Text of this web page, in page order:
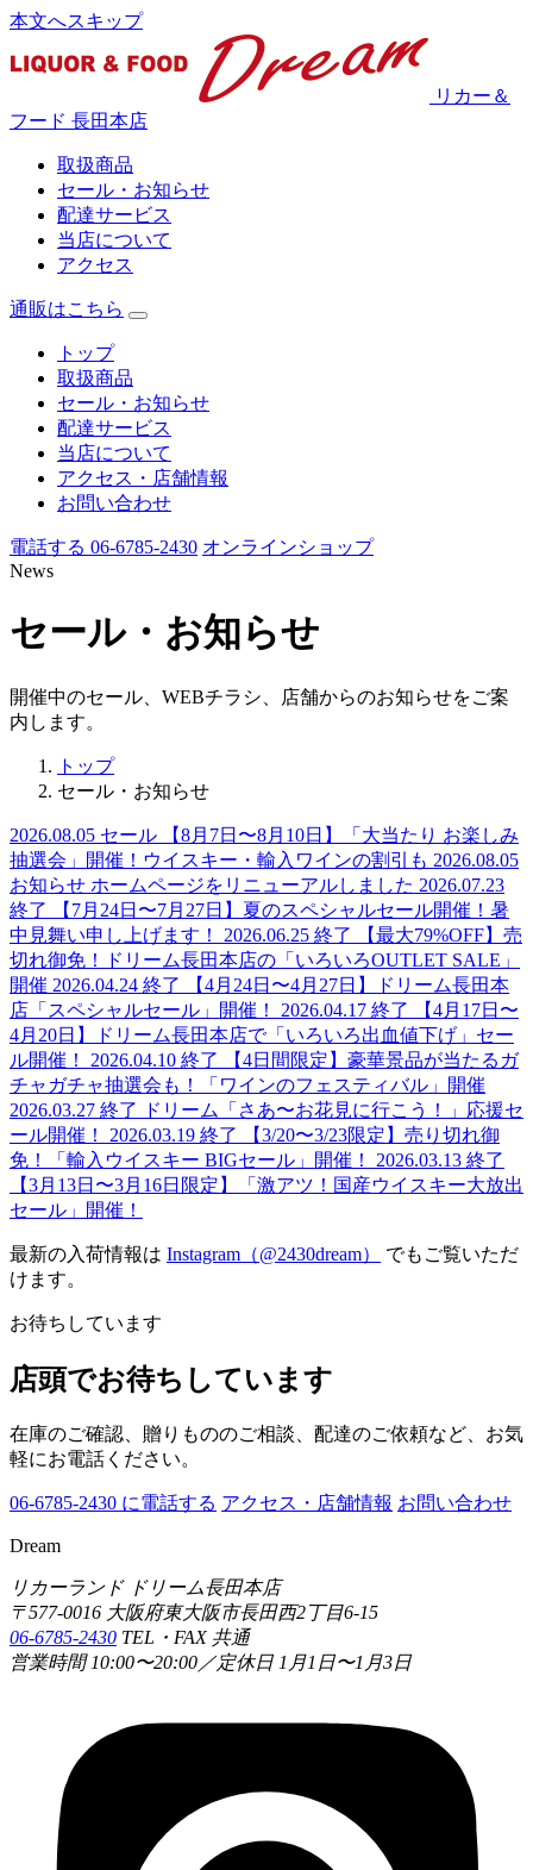
本文へスキップ
リカー＆
フード 長田本店
取扱商品
セール・お知らせ
配達サービス
当店について
アクセス
通販はこちら
トップ
取扱商品
セール・お知らせ
配達サービス
当店について
アクセス・店舗情報
お問い合わせ
電話する 06-6785-2430 オンラインショップ
News
セール・お知らせ
開催中のセール、WEBチラシ、店舗からのお知らせをご案
内します。
トップ
セール・お知らせ
2026.08.05 セール
【8月7日〜8月10日】「大当たり お楽しみ
抽選会」開催！ウイスキー・輸入ワインの割引も 2026.08.05
お知らせ ホームページをリニューアルしました 2026.07.23
終了
【7月24日〜7月27日】夏のスペシャルセール開催！暑
中見舞い申し上げます！
2026.06.25 終了
【最大79%OFF】売
切れ御免！ドリーム長田本店の「いろいろOUTLET SALE」
開催 2026.04.24 終了
【4月24日〜4月27日】ドリーム長田本
店「スペシャルセール」開催！
2026.04.17 終了
【4月17日〜
4月20日】ドリーム長田本店で「いろいろ出血値下げ」セー
ル開催！
2026.04.10 終了
【4日間限定】豪華景品が当たるガ
チャガチャ抽選会も！「ワインのフェスティバル」開催
2026.03.27 終了
ドリーム「さあ〜お花見に行こう！」応援セ
ール開催！
2026.03.19 終了
【3/20〜3/23限定】売り切れ御
免！「輸入ウイスキー BIGセール」開催！
2026.03.13 終了
【3月13日〜3月16日限定】「激アツ！国産ウイスキー大放出
セール」開催！
最新の入荷情報は Instagram（@2430dream）
でもご覧いただ
けます。
お待ちしています
店頭でお待ちしています
在庫のご確認、贈りもののご相談、配達のご依頼など、お気
軽にお電話ください。
06-6785-2430 に電話する アクセス・店舗情報 お問い合わせ
Dream
リカーランド ドリーム長田本店
〒577-0016 大阪府東大阪市長田西2丁目6-15
06-6785-2430 TEL・FAX 共通
営業時間 10:00〜20:00／定休日 1月1日〜1月3日